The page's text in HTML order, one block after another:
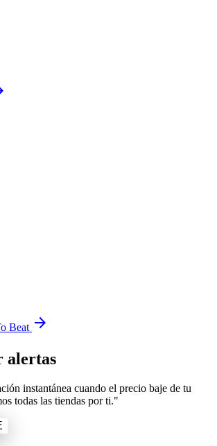
Beat arrow_forward
alertas
instantánea cuando el precio baje de tu
todas las tiendas por ti."